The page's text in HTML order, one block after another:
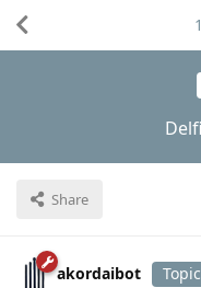
Share
1
akordaibot